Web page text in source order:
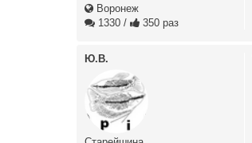
Воронеж
1330 / 350 раз
Ю.В.